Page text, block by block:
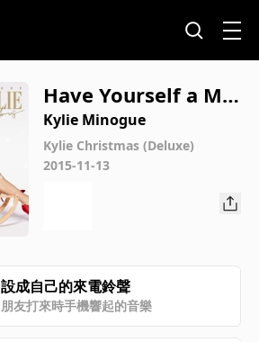
Have Yourself a Me
rry Little Christmas
Kylie Minogue
Kylie Christmas (Deluxe)
2015-11-13
設成自己的來電鈴聲
朋友打來時手機響起的音樂